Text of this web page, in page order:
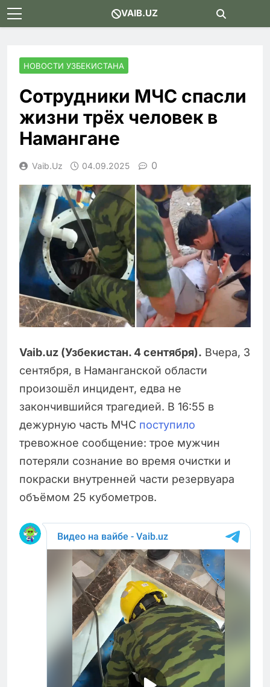
Skip
to
VAIB.UZ
НОВОСТИ УЗБЕКИСТАНА
Сотрудники МЧС спасли
жизни трёх человек в
Намангане
Vaib.uz 04.09.2025 0
Vaib.uz (Узбекистан. 4 сентября). Вчера, 3
сентября, в Наманганской области
произошёл инцидент, едва не
закончившийся трагедией. В 16:55 в
дежурную часть МЧС поступило
тревожное сообщение: трое мужчин
потеряли сознание во время очистки и
покраски внутренней части резервуара
объёмом 25 кубометров.